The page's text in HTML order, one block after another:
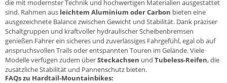
die mit modernster Technik und hochwertigen Materialien ausgestattet
sind. Rahmen aus leichtem Aluminium oder Carbon bieten eine
ausgezeichnete Balance zwischen Gewicht und Stabilität. Dank präziser
Schaltgruppen und kraftvoller hydraulischer Scheibenbremsen
genießen Fahrer ein sicheres und zuverlässiges Fahrgefühl, egal ob auf
anspruchsvollen Trails oder entspannten Touren im Gelände. Viele
Modelle verfügen zudem überSteckachsen und Tubeless-Reifen, die
zusätzliche Stabilität und Pannenschutz bieten.
FAQs zu Hardtail-Mountainbikes: